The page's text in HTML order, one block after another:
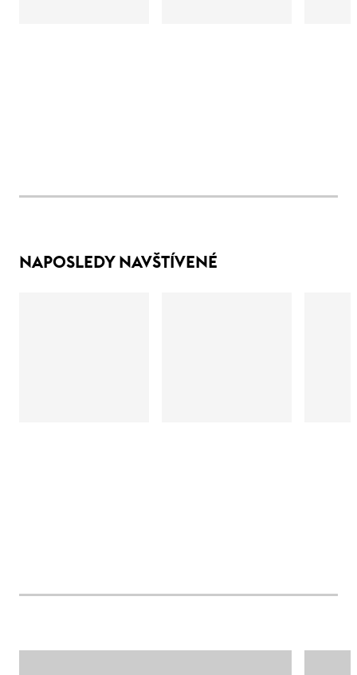
NAPOSLEDY NAVŠTÍVENÉ